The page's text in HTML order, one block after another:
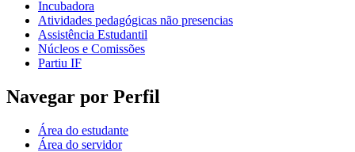
Incubadora
Atividades pedagógicas não presencias
Assistência Estudantil
Núcleos e Comissões
Partiu IF
Navegar por Perfil
Área do estudante
Área do servidor